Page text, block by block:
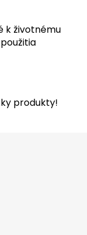
k životnému
produkty!